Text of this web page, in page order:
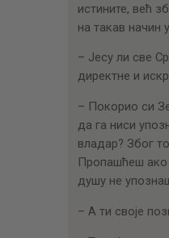
истините, већ
на такав начин
– Јесу ли све
директне и
– Покорио си
да га ниси
владар? Због
Пропашћеш ако
душу не
– А ти своје